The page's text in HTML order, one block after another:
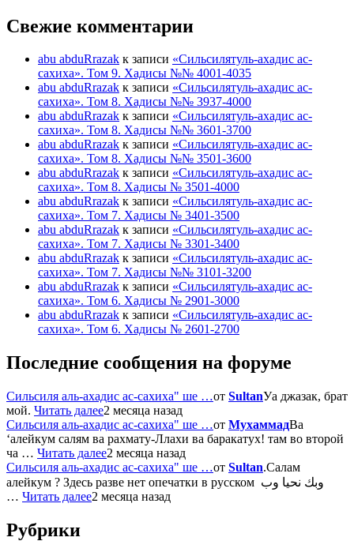
Свежие комментарии
abu abduRrazak к записи «Сильсилятуль-ахадис ас-
сахиха». Том 9. Хадисы №№ 4001-4035
abu abduRrazak к записи «Сильсилятуль-ахадис ас-
сахиха». Том 8. Хадисы №№ 3937-4000
abu abduRrazak к записи «Сильсилятуль-ахадис ас-
сахиха». Том 8. Хадисы №№ 3601-3700
abu abduRrazak к записи «Сильсилятуль-ахадис ас-
сахиха». Том 8. Хадисы №№ 3501-3600
abu abduRrazak к записи «Сильсилятуль-ахадис ас-
сахиха». Том 8. Хадисы № 3501-4000
abu abduRrazak к записи «Сильсилятуль-ахадис ас-
сахиха». Том 7. Хадисы № 3401-3500
abu abduRrazak к записи «Сильсилятуль-ахадис ас-
сахиха». Том 7. Хадисы № 3301-3400
abu abduRrazak к записи «Сильсилятуль-ахадис ас-
сахиха». Том 7. Хадисы №№ 3101-3200
abu abduRrazak к записи «Сильсилятуль-ахадис ас-
сахиха». Том 6. Хадисы № 2901-3000
abu abduRrazak к записи «Сильсилятуль-ахадис ас-
сахиха». Том 6. Хадисы № 2601-2700
Последние сообщения на форуме
Сильсиля аль-ахадис ас-сахиха" ше …от SultanУа джазак, брат
мой. Читать далее2 месяца назад
Сильсиля аль-ахадис ас-сахиха" ше …от МухаммадВа
‘алейкум салям ва рахмату-Ллахи ва баракатух! там во второй
ча … Читать далее2 месяца назад
Сильсиля аль-ахадис ас-сахиха" ше …от Sultan.Салам
алейкум ? Здесь разве нет опечатки в русском وبك نحيا وب
… Читать далее2 месяца назад
Рубрики